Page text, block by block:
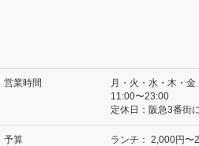
営業時間
月・火・水・木・金
11:00〜23:00
定休日：阪急3番街
予算 ランチ： 2,000円〜